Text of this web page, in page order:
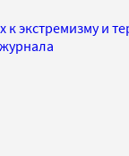
к экстремизму и